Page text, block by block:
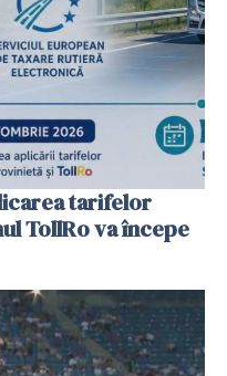
tarifelor
TollRo va începe